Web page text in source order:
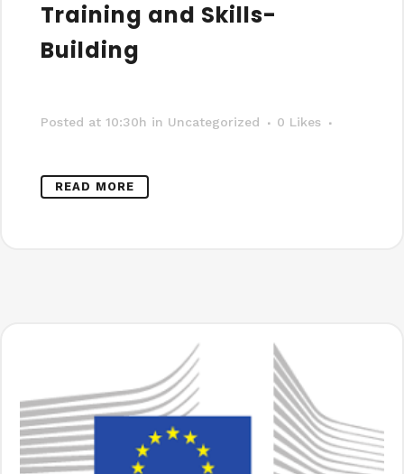
Training and Skills-
Building
Posted at 10:30h in Uncategorized 0 Likes
READ MORE